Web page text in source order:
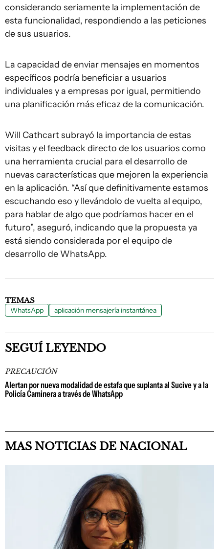
considerando seriamente la implementación de
esta funcionalidad, respondiendo a las peticiones
de sus usuarios.
La capacidad de enviar mensajes en momentos
específicos podría beneficiar a usuarios
individuales y a empresas por igual, permitiendo
una planificación más eficaz de la comunicación.
Will Cathcart subrayó la importancia de estas
visitas y el feedback directo de los usuarios como
una herramienta crucial para el desarrollo de
nuevas características que mejoren la experiencia
en la aplicación. “Así que definitivamente estamos
escuchando eso y llevándolo de vuelta al equipo,
para hablar de algo que podríamos hacer en el
futuro”, aseguró, indicando que la propuesta ya
está siendo considerada por el equipo de
desarrollo de WhatsApp.
TEMAS
WhatsApp aplicación mensajería instantánea
SEGUÍ LEYENDO
PRECAUCIÓN
Alertan por nueva modalidad de estafa que suplanta al Sucive y a la
Policía Caminera a través de WhatsApp
MAS NOTICIAS DE NACIONAL